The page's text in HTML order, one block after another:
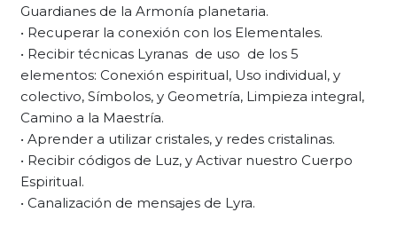
Guardianes de la Armonía planetaria.
• Recuperar la conexión con los Elementales.
• Recibir técnicas Lyranas de uso de los 5
elementos: Conexión espiritual, Uso individual, y
colectivo, Símbolos, y Geometría, Limpieza integral,
Camino a la Maestría.
• Aprender a utilizar cristales, y redes cristalinas.
• Recibir códigos de Luz, y Activar nuestro Cuerpo
Espiritual.
• Canalización de mensajes de Lyra.